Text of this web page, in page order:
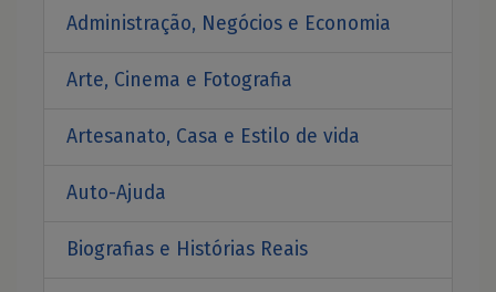
Administração, Negócios e Economia
Arte, Cinema e Fotografia
Artesanato, Casa e Estilo de vida
Auto-Ajuda
Biografias e Histórias Reais